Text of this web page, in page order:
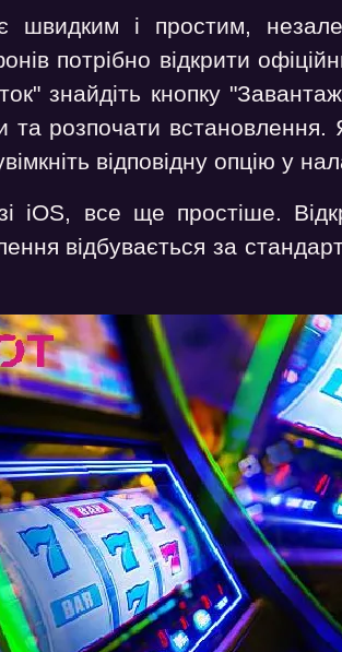
швидким і простим,
потрібно відкрити
знайдіть кнопку
та розпочати
відповідну опцію у
iOS, все ще простіше.
відбувається за